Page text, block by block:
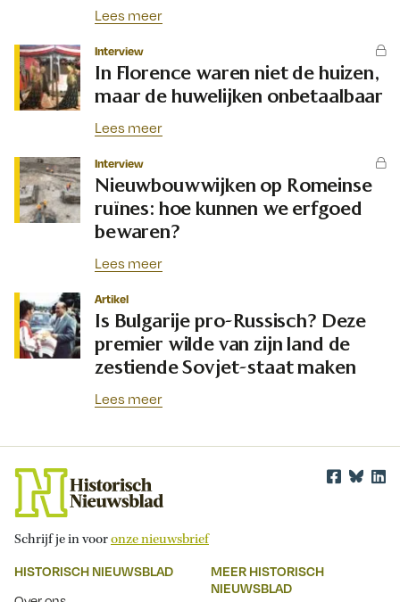
Lees meer
Interview
In Florence waren niet de huizen,
maar de huwelijken onbetaalbaar
Lees meer
Interview
Nieuwbouwwijken op Romeinse
ruïnes: hoe kunnen we erfgoed
bewaren?
Lees meer
Artikel
Is Bulgarije pro-Russisch? Deze
premier wilde van zijn land de
zestiende Sovjet-staat maken
Lees meer
Schrijf je in vooronze nieuwsbrief
HISTORISCH NIEUWSBLAD
MEER HISTORISCH
NIEUWSBLAD